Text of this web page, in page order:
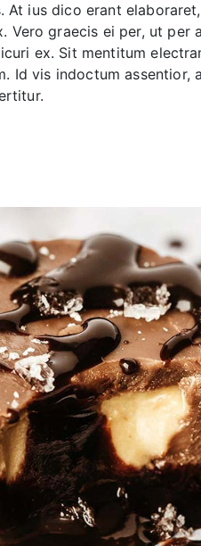
ius dico erant
graecis ei per, ut per
ex. Sit mentitum
Id vis indoctum assentior,